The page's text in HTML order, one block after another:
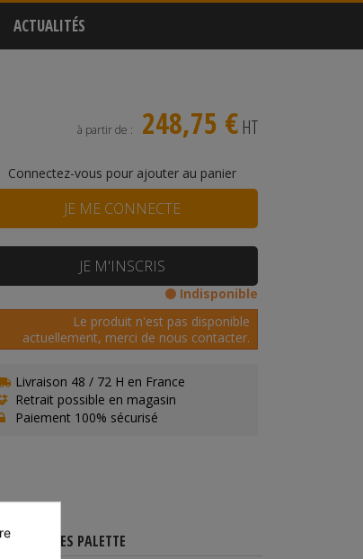
ACTUALITÉS
à partir de : 248,75 € HT
Connectez-vous pour ajouter au panier
JE ME CONNECTE
JE M'INSCRIS
Indisponible
Le produit n'est pas disponible
actuellement, merci de nous contacter.
Livraison 48 / 72 H en France
Retrait possible en magasin
Paiement 100% sécurisé
PALETTE